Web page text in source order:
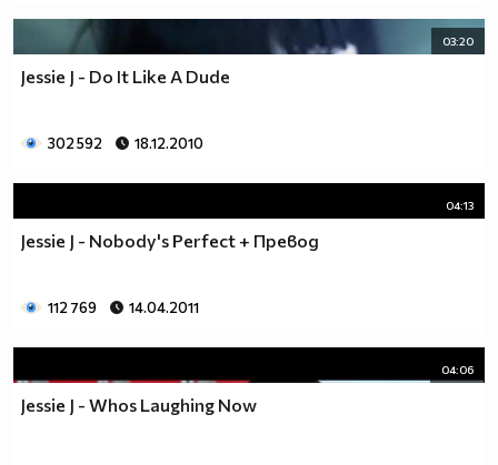
03:20
Jessie J - Do It Like A Dude
302 592 18.12.2010
04:13
Jessie J - Nobody's Perfect + Превод
112 769 14.04.2011
04:06
Jessie J - Whos Laughing Now